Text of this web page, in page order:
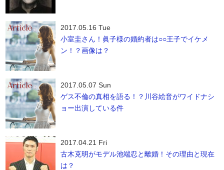
2017.05.16 Tue
小室圭さん！眞子様の婚約者は○○王子でイケメ
ン！？画像は？
2017.05.07 Sun
ゲス不倫の真相を語る！？川谷絵音がワイドナシ
ョー出演している件
2017.04.21 Fri
古木克明がモデル池端忍と離婚！その理由と現在
は？